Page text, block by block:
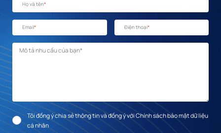
Họ và tên*
Email* Điện thoại*
Mô tả nhu cầu *
Tôi đồng ý chia sẻ thông tin và đồng ý với Chính sách bảo mật dữ liệu
cá nhân